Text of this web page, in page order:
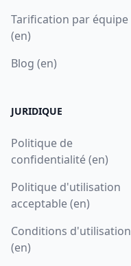
Tarification par équipe
(en)
Blog (en)
JURIDIQUE
Politique de
confidentialité (en)
Politique d'utilisation
acceptable (en)
Conditions d'utilisation
(en)